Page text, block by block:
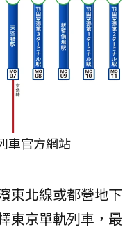
車官方網站
東北線或都營地下
東京單軌列車，最